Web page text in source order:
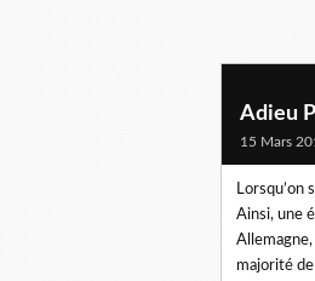
Adieu
15 Mars
Lorsqu’on
Ainsi, une
majorité